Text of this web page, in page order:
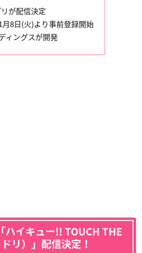
が配信決定
月8日(火)より事前登録開始
ィングスが開発
ハイキュー!! TOUCH THE
リ）
」配信決定！